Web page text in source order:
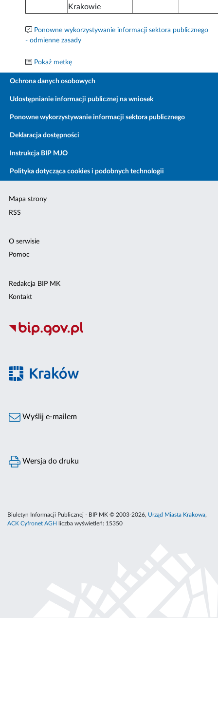
Krakowie
Ponowne wykorzystywanie informacji sektora publicznego
- odmienne zasady
Pokaż metkę
Ochrona danych osobowych
Udostępnianie informacji publicznej na wniosek
Ponowne wykorzystywanie informacji sektora publicznego
Deklaracja dostępności
Instrukcja BIP MJO
Polityka dotycząca cookies i podobnych technologii
Mapa strony
RSS
O serwisie
Pomoc
Redakcja BIP MK
Kontakt
Wyślij e-mailem
Wersja do druku
Biuletyn Informacji Publicznej - BIP MK © 2003-2026, Urząd Miasta Krakowa,
ACK Cyfronet AGH
liczba wyświetleń: 15350